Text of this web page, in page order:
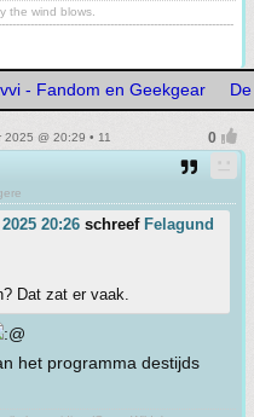
the wind blows.
- Fandom en Geekgear
@ 20:29 • 11
20:26 schreef Felagund
Dat zat er vaak.
het programma destijds